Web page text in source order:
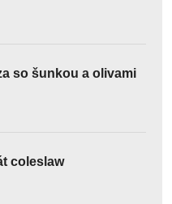
so šunkou a olivami
coleslaw